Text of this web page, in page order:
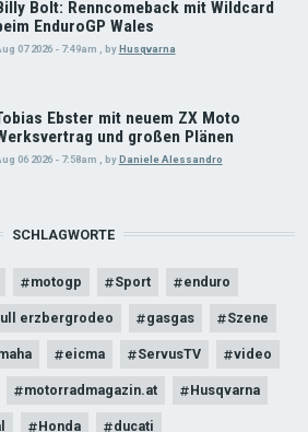
Bolt: Renncomeback mit Wildcard
EnduroGP Wales
07 2026 - 7:49am , by Husqvarna
Ebster mit neuem ZX Moto
und großen Plänen
06 2026 - 7:58am byDaniele Alessandro
SCHLAGWORTE
motogp Sport enduro
erzbergrodeo gasgas Szene
eicma ServusTV video
motorradmagazin.at Husqvarna
Honda ducati